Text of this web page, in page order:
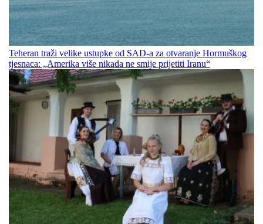
Teheran traži velike ustupke od SAD-a za otvaranje Hormuškog
tjesnaca: „Amerika više nikada ne smije prijetiti Iranu“